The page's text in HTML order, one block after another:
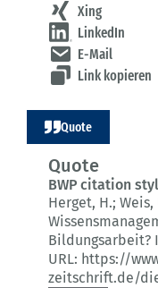
Xing
LinkedIn
E-Mail
Link kopieren
Quote
Quote
BWP citation
Herget, H.; Weis,
Bildungsarbeit?
URL: https://
zeitschrift.de/